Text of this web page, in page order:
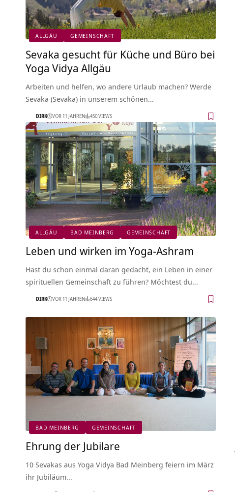
ALLGÄU GEMEINSCHAFT
Sevaka gesucht für Küche und Büro bei
Yoga Vidya Allgäu
Arbeiten und helfen, wo andere Urlaub machen? Werde
Sevaka (Sevaka) in unserem schönen…
DIRK VOR 11 JAHREN 450 VIEWS
ALLGÄU BAD MEINBERG GEMEINSCHAFT
Leben und wirken im Yoga-Ashram
Hast du schon einmal daran gedacht, ein Leben in einer
spirituellen Gemeinschaft zu führen? Möchtest du…
DIRK VOR 11 JAHREN 644 VIEWS
BAD MEINBERG GEMEINSCHAFT
Ehrung der Jubilare
10 Sevakas aus Yoga Vidya Bad Meinberg feiern im März
ihr Jubiläum…